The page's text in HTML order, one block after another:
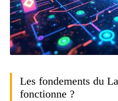
Les fondements du
fonctionne ?